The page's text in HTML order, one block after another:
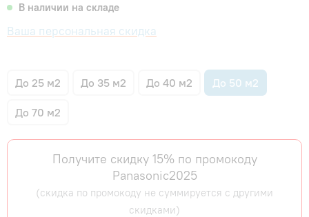
В наличии на складе
Ваша персональная скидка
До 25 м2 До 35 м2 До 40 м2 До 50 м2
До 70 м2
Получите скидку 15% по промокоду
Panasonic2025
(скидка по промокоду не суммируется с другими
скидками)